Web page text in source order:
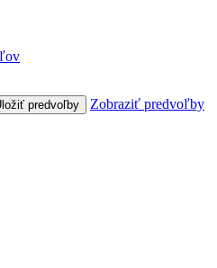
predvoľby Zobraziť predvoľby